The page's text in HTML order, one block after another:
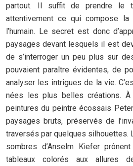
partout. Il suffit de prendre le
attentivement ce qui compose la
l’humain. Le secret est donc
paysages devant lesquels il est
de s’interroger un peu plus sur
pouvaient paraître évidentes, de
analyser les intrigues de la vie.
nées les plus belles créations. À
peintures du peintre écossais
paysages bruts, préservés de
traversés par quelques
sombres d’Anselm Kiefer
tableaux colorés aux allures